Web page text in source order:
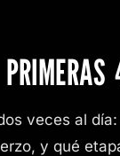
veces al
y qué